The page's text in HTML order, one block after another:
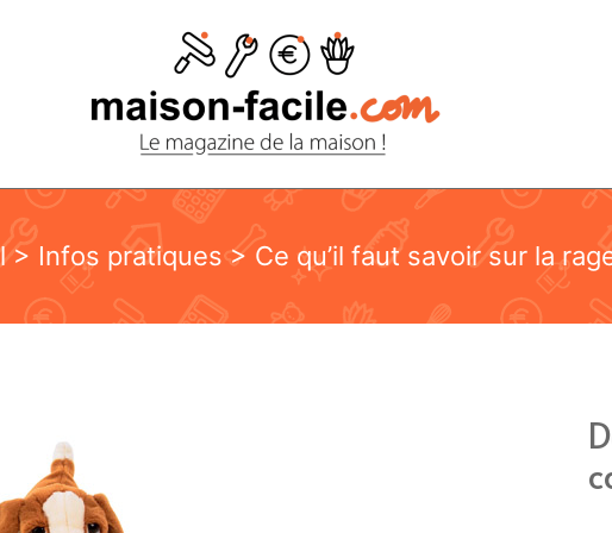
> Infos pratiques> Ce qu’il faut savoir sur la